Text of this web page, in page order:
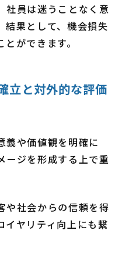
社員は迷うことなく意
結果として、機会損失
ができます。
立と対外的な評価
義や価値観を明確に
ージを形成する上で重
や社会からの信頼を得
イヤリティ向上にも繋